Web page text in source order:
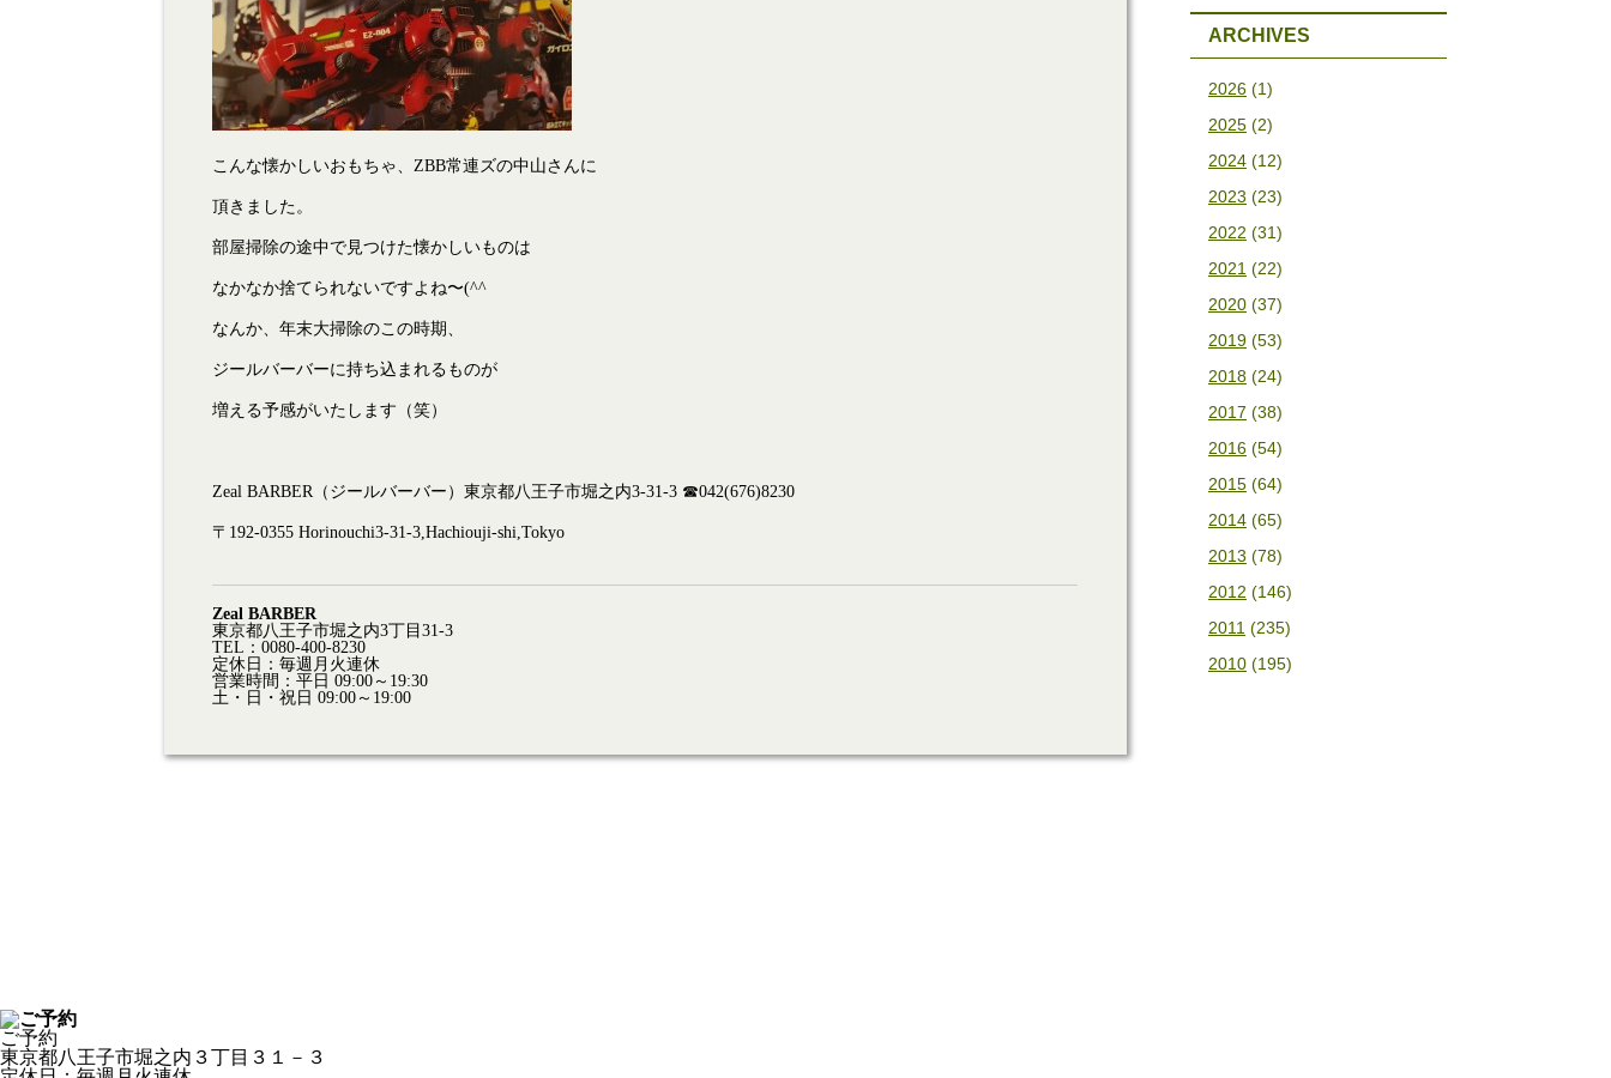
こんな懐かしいおもちゃ、ZBB常連ズの中山さんに
頂きました。
部屋掃除の途中で見つけた懐かしいものは
なかなか捨てられないですよね〜(^^ゞ
なんか、年末大掃除のこの時期、
ジールバーバーに持ち込まれるものが
増える予感がいたします（笑）
Zeal BARBER（ジールバーバー）東京都八王子市堀之内3-31-3 ☎042(676)8230
〒192-0355 Horinouchi3-31-3,Hachiouji-shi,Tokyo
Zeal BARBER
東京都八王子市堀之内3丁目31-3
TEL：0080-400-8230
定休日：毎週月火連休
営業時間：平日 09:00～19:30
土・日・祝日 09:00～19:00
ARCHIVES
2026 (1)
2025 (2)
2024 (12)
2023 (23)
2022 (31)
2021 (22)
2020 (37)
2019 (53)
2018 (24)
2017 (38)
2016 (54)
2015 (64)
2014 (65)
2013 (78)
2012 (146)
2011 (235)
2010 (195)
ご予約
東京都八王子市堀之内３丁目３１－３